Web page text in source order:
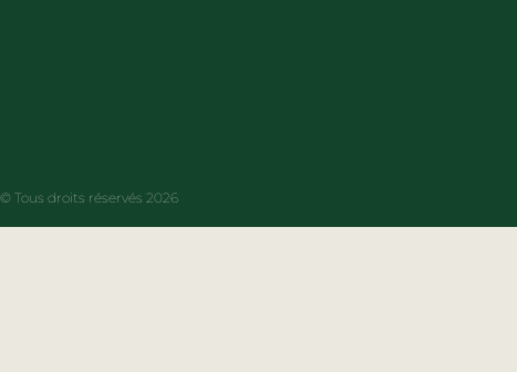
© Tous droits réservés 2026